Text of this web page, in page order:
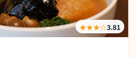
★★★☆3.81